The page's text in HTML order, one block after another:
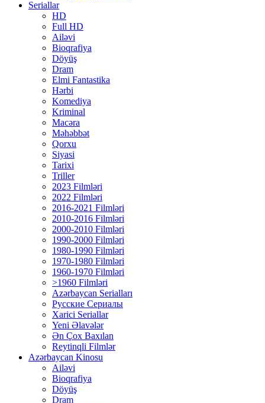
Seriallar
HD
Full HD
Ailəvi
Bioqrafiya
Döyüş
Dram
Elmi Fantastika
Hərbi
Komediya
Kriminal
Macəra
Məhəbbət
Qorxu
Siyasi
Tarixi
Triller
2023 Filmləri
2022 Filmləri
2016-2021 Filmləri
2010-2016 Filmləri
2000-2010 Filmləri
1990-2000 Filmləri
1980-1990 Filmləri
1970-1980 Filmləri
1960-1970 Filmləri
>1960 Filmləri
Azərbaycan Serialları
Русские Сериалы
Xarici Seriallar
Yeni Əlavələr
Ən Çox Baxılan
Reytinqli Filmlər
Azərbaycan Kinosu
Ailəvi
Bioqrafiya
Döyüş
Dram